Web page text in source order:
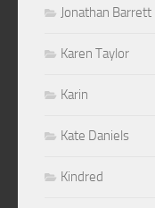
Jonathan Barrett
Karen Taylor
Karin
Kate Daniels
Kindred